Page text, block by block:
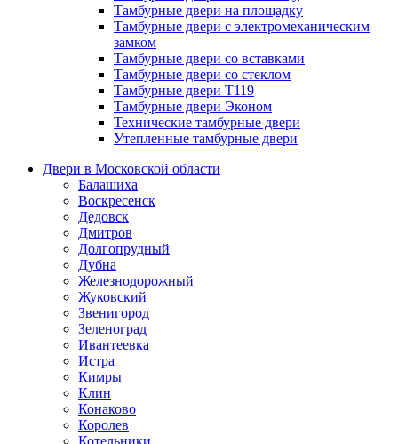
Тамбурные двери на площадку
Тамбурные двери с электромеханическим
замком
Тамбурные двери со вставками
Тамбурные двери со стеклом
Тамбурные двери Т119
Тамбурные двери Эконом
Технические тамбурные двери
Утепленные тамбурные двери
Двери в Московской области
Балашиха
Воскресенск
Дедовск
Дмитров
Долгопрудный
Дубна
Железнодорожный
Жуковский
Звенигород
Зеленоград
Ивантеевка
Истра
Кимры
Клин
Конаково
Королев
Котельники